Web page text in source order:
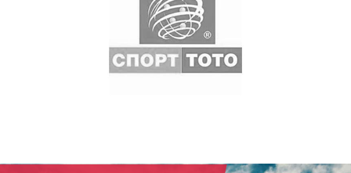
TOTO (ДП БСТ)
Обучение за меки умения; Програма за
ангажиране на служителите